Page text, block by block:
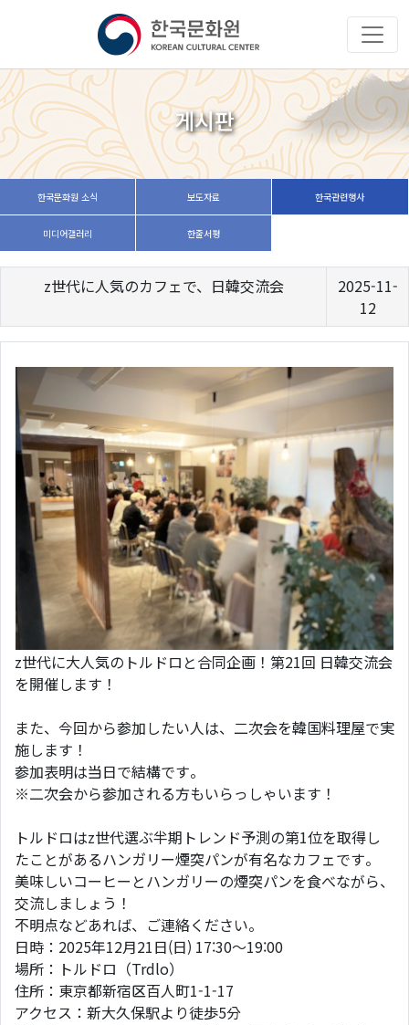
게시판
한국문화원 소식 보도자료 한국관련행사
미디어갤러리 한줄서평
z世代に人気のカフェで、日韓交流会
2025-11-
12
z世代に大人気のトルドロと合同企画！第21回 日韓交流会
を開催します！
また、今回から参加したい人は、二次会を韓国料理屋で実
施します！
参加表明は当日で結構です。
※二次会から参加される方もいらっしゃいます！
トルドロはz世代選ぶ半期トレンド予測の第1位を取得し
たことがあるハンガリー煙突パンが有名なカフェです。
美味しいコーヒーとハンガリーの煙突パンを食べながら、
交流しましょう！
不明点などあれば、ご連絡ください。
日時：2025年12月21日(日) 17:30～19:00
場所：トルドロ（Trdlo）
住所：東京都新宿区百人町1-1-17
アクセス：新大久保駅より徒歩5分